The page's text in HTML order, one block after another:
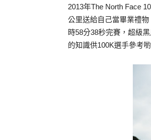
2013年The North Face
公里送給自己當畢業禮
時58分38秒完賽，超級
的知識供100K選手參考喲